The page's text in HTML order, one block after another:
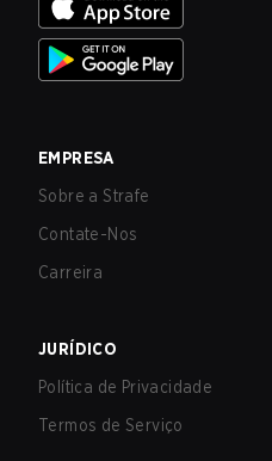
EMPRESA
Sobre a Strafe
Contate-Nos
Carreira
JURÍDICO
Política de Privacidade
Termos de Serviço